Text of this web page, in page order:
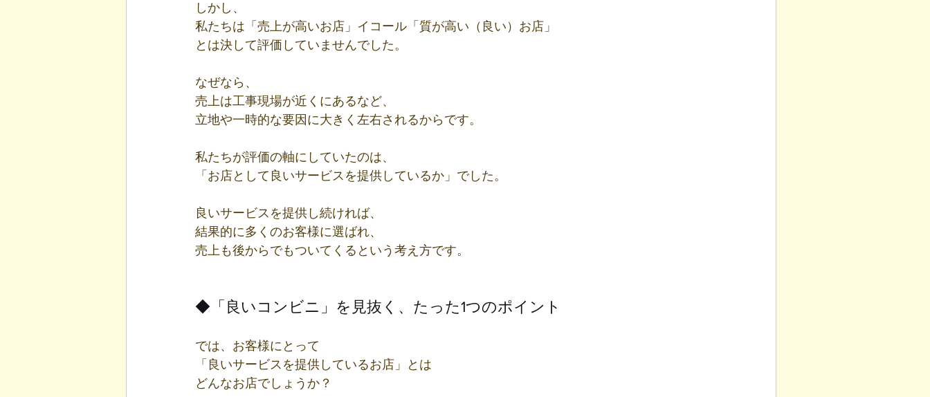
しかし、
私たちは「売上が高いお店」イコール「質が高い（良い）お店」
とは決して評価していませんでした。
なぜなら、
売上は工事現場が近くにあるなど、
立地や一時的な要因に大きく左右されるからです。
私たちが評価の軸にしていたのは、
「お店として良いサービスを提供しているか」でした。
良いサービスを提供し続ければ、
結果的に多くのお客様に選ばれ、
売上も後からでもついてくるという考え方です。
◆「良いコンビニ」を見抜く、たった1つのポイント
では、お客様にとって
「良いサービスを提供しているお店」とは
どんなお店でしょうか？